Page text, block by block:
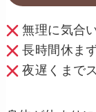
無理に気合
長時間休ま
夜遅くまで